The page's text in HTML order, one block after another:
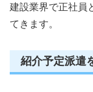
建設業界で正社員
てきます。
紹介予定派遣